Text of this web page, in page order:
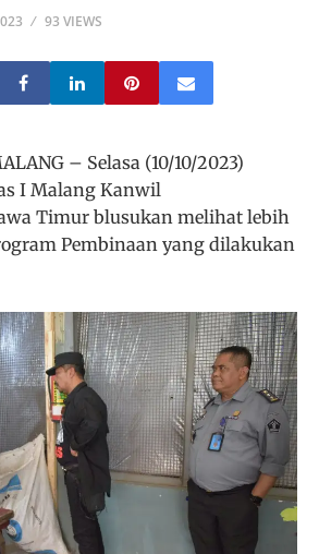
93 VIEWS
– Selasa (10/10/2023)
I Malang Kanwil
Timur blusukan melihat lebih
Pembinaan yang dilakukan